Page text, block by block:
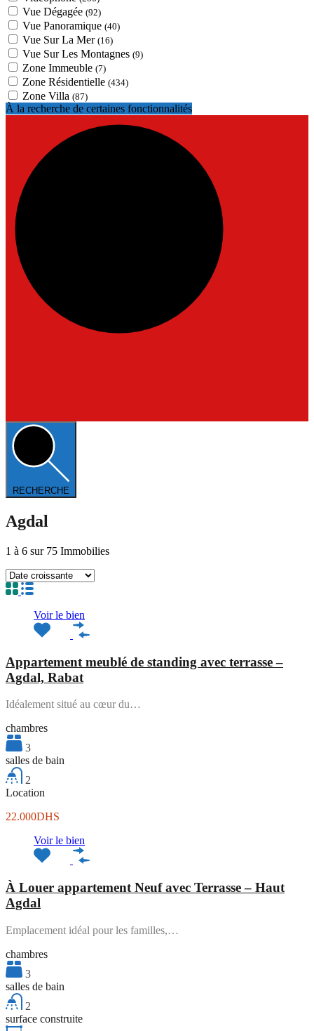
Vue Dégagée (92)
Vue Panoramique (40)
Vue Sur La Mer (16)
Vue Sur Les Montagnes (9)
Zone Immeuble (7)
Zone Résidentielle (434)
Zone Villa (87)
À la recherche de certaines fonctionnalités
RECHERCHE
Agdal
1 à 6 sur 75 Immobilies
Voir le bien
Appartement meublé de standing avec terrasse –
Agdal, Rabat
Idéalement situé au cœur du…
chambres
3
salles de bain
2
Location
22.000DHS
Voir le bien
À Louer appartement Neuf avec Terrasse – Haut
Agdal
Emplacement idéal pour les familles,…
chambres
3
salles de bain
2
surface construite